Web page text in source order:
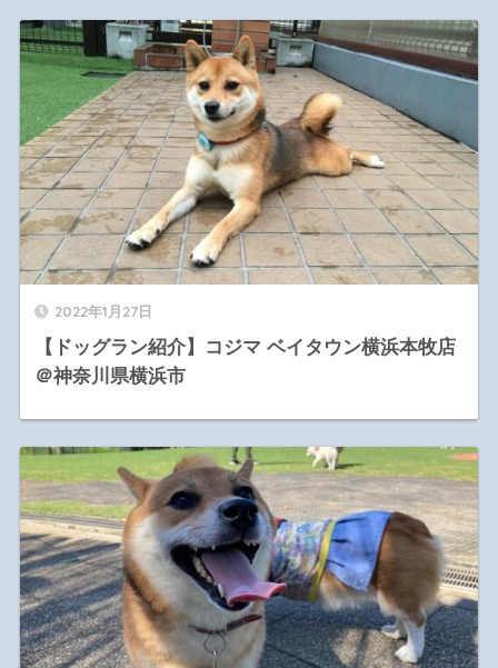
2022年1月27日
【ドッグラン紹介】コジマ ベイタウン横浜本牧店
＠神奈川県横浜市